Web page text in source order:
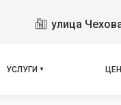
улица
УСЛУГИ